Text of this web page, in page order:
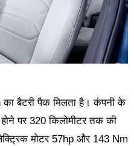
बैटरी पैक मिलता है। कंपनी के
पर 320 किलोमीटर तक की
मोटर 57hp और 143 Nm